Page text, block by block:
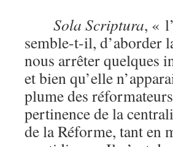
Sola Scriptura, «
semble-t-il, d’aborder
nous arrêter quelques
et bien qu’elle
plume des
pertinence de la
de la Réforme, tant en